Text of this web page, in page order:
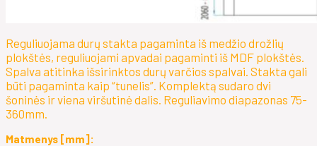
Reguliuojama durų stakta pagaminta iš medžio drožlių
plokštės, reguliuojami apvadai pagaminti iš MDF plokštės.
Spalva atitinka išsirinktos durų varčios spalvai. Stakta gali
būti pagaminta kaip “tunelis”. Komplektą sudaro dvi
šoninės ir viena viršutinė dalis. Reguliavimo diapazonas 75-
360mm.
Matmenys [mm]: